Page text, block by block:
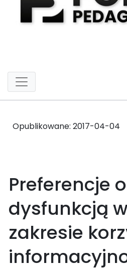
Opublikowane: 2017-04-04
Preferencje
dysfunkcją
zakresie